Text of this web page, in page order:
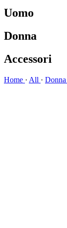
Uomo
Donna
Accessori
Home · All · Donna